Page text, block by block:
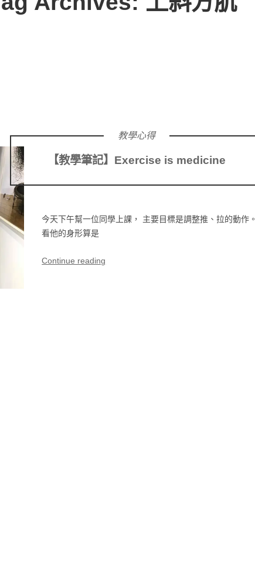
【教學筆記】Exercise is medicine
教學心得
今天下午幫一位同學上課， 主要目標是調整推、拉的動作。
看他的身形算是
Continue reading